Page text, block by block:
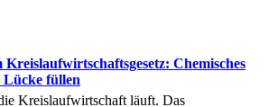
Chemisches
Lücke füllen
Kreislaufwirtschaft läuft. Das